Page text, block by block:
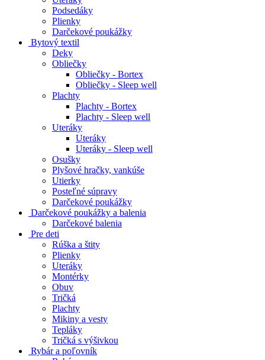
Podsedáky
Plienky
Darčekové poukážky
Bytový textil
Deky
Obliečky
Obliečky - Bortex
Obliečky - Sleep well
Plachty
Plachty - Bortex
Plachty - Sleep well
Uteráky
Uteráky
Uteráky - Sleep well
Osušky
Plyšové hračky, vankúše
Utierky
Posteľné súpravy
Darčekové poukážky
Darčekové poukážky a balenia
Darčekové balenia
Pre deti
Rúška a štity
Plienky
Uteráky
Montérky
Obuv
Tričká
Plachty
Mikiny a vesty
Tepláky
Tričká s výšivkou
Rybár a poľovník